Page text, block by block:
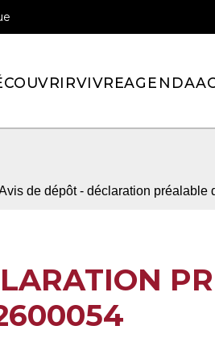
VIVREAGENDA
de dépôt - déclaration préalable